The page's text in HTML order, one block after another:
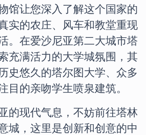
馆让您深入了解这个国家的
实的农庄、风车和教堂重现
。在爱沙尼亚第二大城市塔
充满活力的大学城氛围，其
史悠久的塔尔图大学、众多
目的亲吻学生喷泉建筑。
的现代气息，不妨前往塔林
城，这里是创新和创意的中